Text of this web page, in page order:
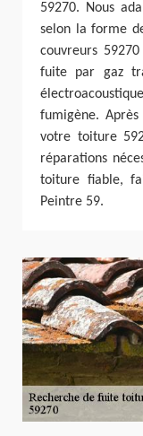
59270. Nous
selon la forme
couvreurs
fuite par gaz
fumigène.
votre toiture
réparations
toiture fiable,
Peintre 59.